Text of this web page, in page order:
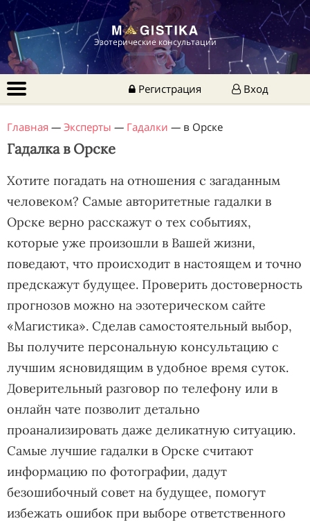
Эзотерические консультации
Регистрация Вход
Главная — Эксперты — Гадалки — в Орске
Гадалка в Орске
Хотите погадать на отношения с загаданным
человеком? Самые авторитетные гадалки в
Орске верно расскажут о тех событиях,
которые уже произошли в Вашей жизни,
поведают, что происходит в настоящем и точно
предскажут будущее. Проверить достоверность
прогнозов можно на эзотерическом сайте
«Магистика». Сделав самостоятельный выбор,
Вы получите персональную консультацию с
лучшим ясновидящим в удобное время суток.
Доверительный разговор по телефону или в
онлайн чате позволит детально
проанализировать даже деликатную ситуацию.
Самые лучшие гадалки в Орске считают
информацию по фотографии, дадут
безошибочный совет на будущее, помогут
избежать ошибок при выборе ответственного